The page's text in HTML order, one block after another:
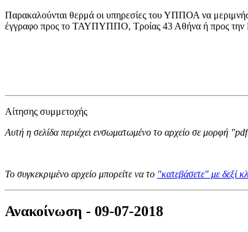
Παρακαλούνται θερμά οι υπηρεσίες του ΥΠΠΟΑ να
έγγραφο προς το ΤΑΥΠΥΠΠΟ, Τροίας 43 Αθήνα ή προς
Αίτησης συμμετοχής
Αυτή η σελίδα περιέχει ενσωματωμένο το αρχείο σε μορφή
Το συγκεκριμένο αρχείο μπορείτε να το "κατεβάσετε" με δεξί
Ανακοίνωση - 09-07-2018